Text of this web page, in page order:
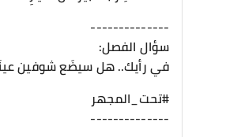
--------------
سؤال الفصل:
في رأيك.. هل سيضَع شوفين
#تحت_المجهر
--------------